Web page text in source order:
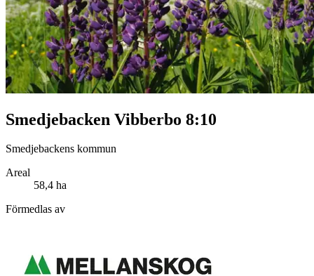
Smedjebacken Vibberbo 8:10
Smedjebackens kommun
Areal
58,4 ha
Förmedlas av